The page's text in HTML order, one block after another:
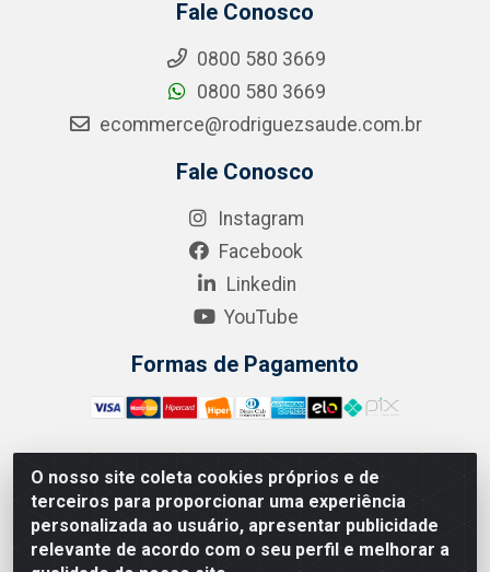
O nosso site coleta cookies próprios e de
terceiros para proporcionar uma experiência
personalizada ao usuário, apresentar publicidade
relevante de acordo com o seu perfil e melhorar a
Fale Conosco
0800 580 3669
0800 580 3669
ecommerce@rodriguezsaude.com.br
Fale Conosco
Instagram
Facebook
Linkedin
YouTube
Formas de Pagamento
A.R. RODRIGUEZ SOLUÇÕES EM SAÚDE - Endereço Av.
Joaquim Nabuco, 2235 - Centro, Manaus - AM, CEP
69020-031 - CNPJ 04.562.591/0001-41